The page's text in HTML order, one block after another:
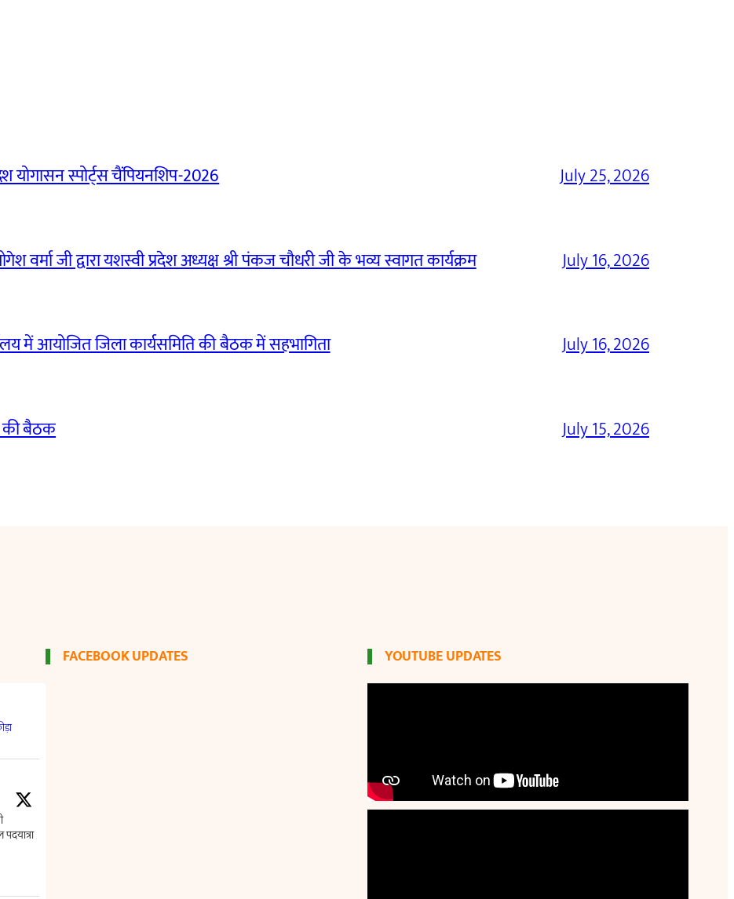
स्पोर्ट्स चैंपियनशिप-2026 July 25, 2026
वर्मा जी द्वारा यशस्वी प्रदेश अध्यक्ष श्री पंकज चौधरी जी के भव्य स्वागत कार्यक्रम July 16, 2026
में आयोजित जिला कार्यसमिति की बैठक में सहभागिता July 16, 2026
की बैठक July 15, 2026
FACEBOOK UPDATES YOUTUBE UPDATES